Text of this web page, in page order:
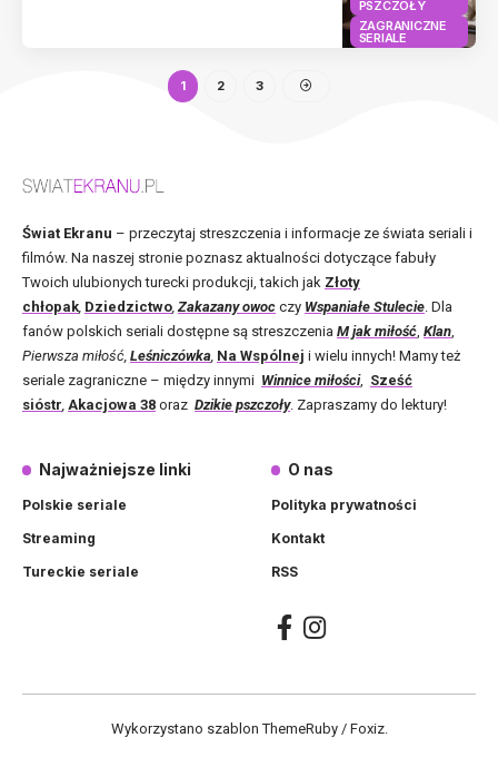
PSZCZOŁY
ZAGRANICZNE
SERIALE
1 2 3
Świat Ekranu – przeczytaj streszczenia i informacje ze świata seriali i
filmów. Na naszej stronie poznasz aktualności dotyczące fabuły
Twoich ulubionych turecki produkcji, takich jak Złoty
chłopak Dziedzictwo Zakazany owoc czy Wspaniałe Stulecie . Dla
fanów polskich seriali dostępne są streszczenia M jak miłość Klan
Pierwsza miłość, Leśniczówka Na Wspólnej i wielu innych! Mamy też
seriale zagraniczne – między innymi Winnice miłości, Sześć
sióstr Akacjowa 38 oraz Dzikie pszczoły. Zapraszamy do lektury!
Najważniejsze linki
Polskie seriale
Streaming
Tureckie seriale
O nas
Polityka prywatności
Kontakt
RSS
Wykorzystano szablon ThemeRuby / Foxiz.